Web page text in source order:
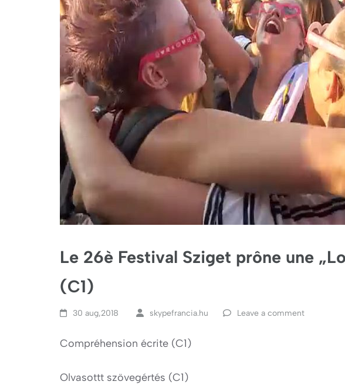
Le 26è Festival Sziget prône une
(C1)
30 aug,2018 skypefrancia.hu Leave a comment
Compréhension écrite (C1)
Olvasottt szövegértés (C1)